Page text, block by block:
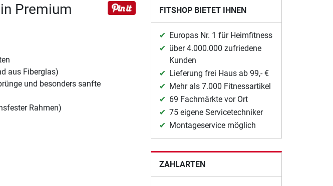
Premium
aus Fiberglas)
und besonders sanfte
Rahmen)
FITSHOP BIETET IHNEN
Europas Nr. 1 für Heimfitness
über 4.000.000 zufriedene
Kunden
Lieferung frei Haus ab 99,- €
Mehr als 7.000 Fitnessartikel
69 Fachmärkte vor Ort
75 eigene Servicetechniker
Montageservice möglich
ZAHLARTEN